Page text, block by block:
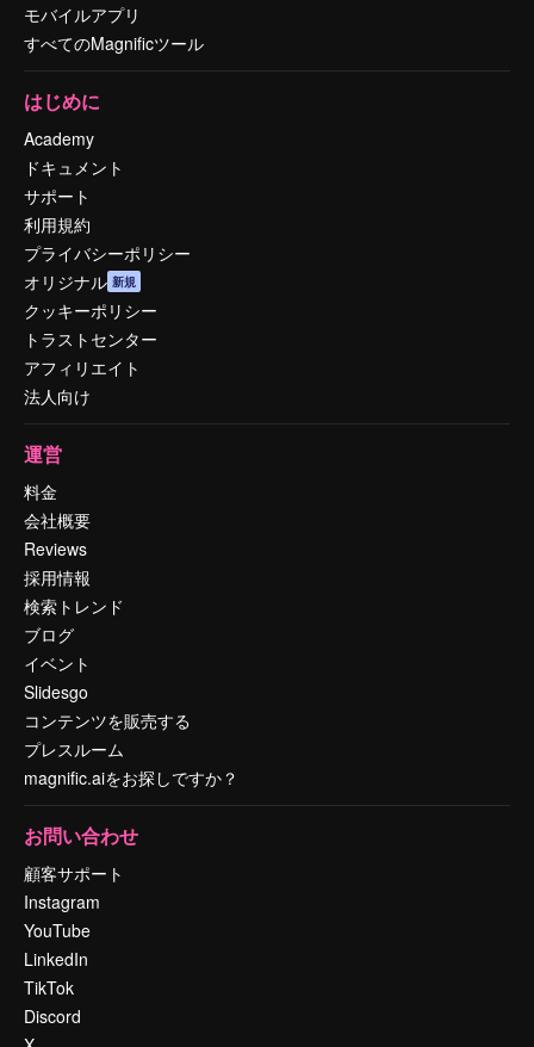
モバイルアプリ
すべてのMagnificツール
はじめに
Academy
ドキュメント
サポート
利用規約
プライバシーポリシー
オリジナル 新規
クッキーポリシー
トラストセンター
アフィリエイト
法人向け
運営
料金
会社概要
Reviews
採用情報
検索トレンド
ブログ
イベント
Slidesgo
コンテンツを販売する
プレスルーム
magnific.aiをお探しですか？
お問い合わせ
顧客サポート
Instagram
YouTube
LinkedIn
TikTok
Discord